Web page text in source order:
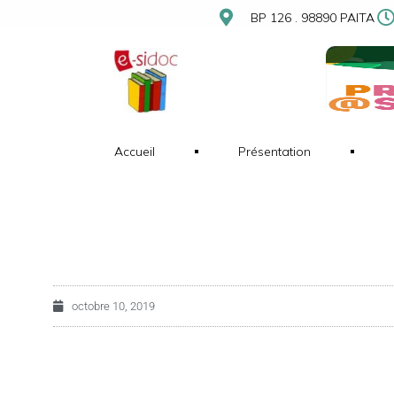
BP 126 . 98890 PAITA
Accueil Présentation
octobre 10, 2019